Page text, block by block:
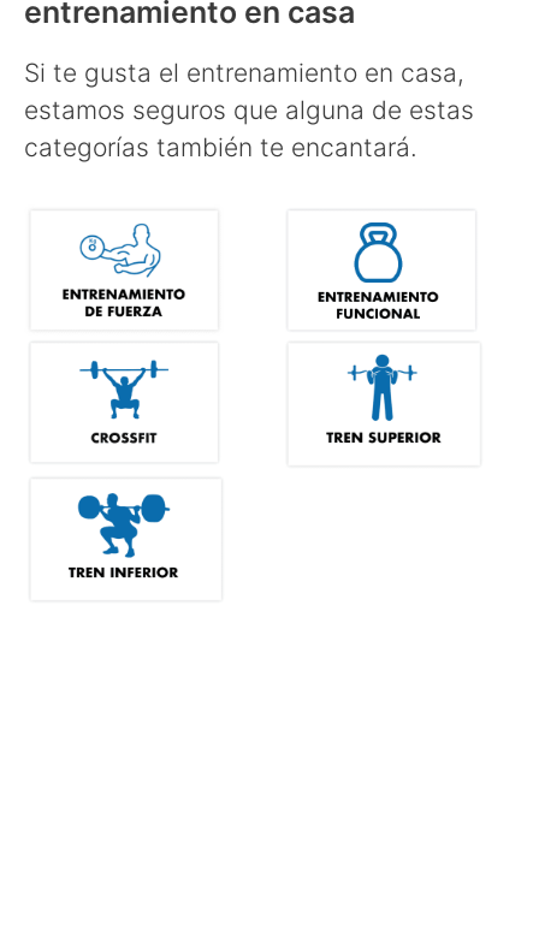
entrenamiento en casa
Si te gusta el entrenamiento en casa,
estamos seguros que alguna de estas
categorías también te encantará.